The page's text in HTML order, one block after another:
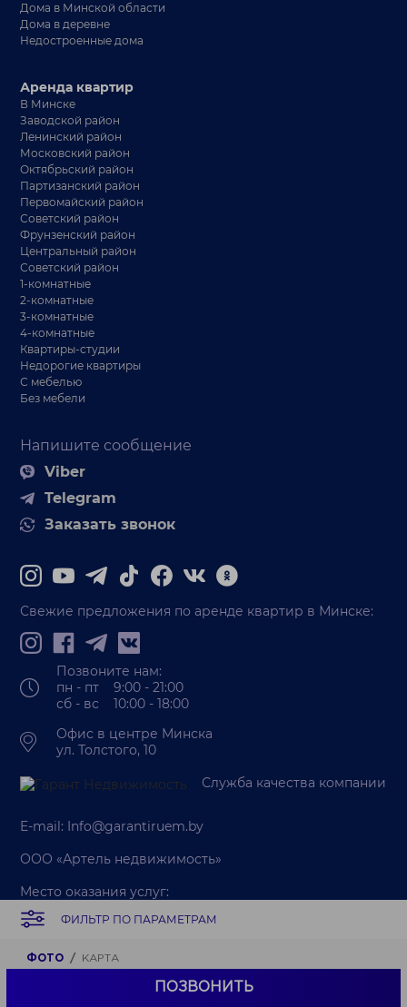
ФИЛЬТР ПО ПАРАМЕТРАМ
ФОТО КАРТА
ПОЗВОНИТЬ
Дома в Минской области
Дома в деревне
Недостроенные дома
Напишите сообщение
Viber
Telegram
Заказать звонок
Аренда квартир
В Минске
Заводской район
Ленинский район
Московский район
Октябрьский район
Партизанский район
Первомайский район
Советский район
Фрунзенский район
Центральный район
Советский район
1-комнатные
2-комнатные
3-комнатные
4-комнатные
Квартиры-студии
Недорогие квартиры
С мебелью
Без мебели
Свежие предложения по аренде квартир в Минске:
Позвоните нам:
пн - пт 9:00 - 21:00
сб - вс 10:00 - 18:00
Офис в центре Минска
ул. Толстого, 10
Служба качества компании
E-mail: Info@garantiruem.by
ООО «Артель недвижимость»
Место оказания услуг:
г. Минск, ул. Льва Толстого, 10 пом. 152-25